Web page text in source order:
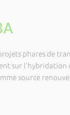
phares de
sur l'hybridation
source